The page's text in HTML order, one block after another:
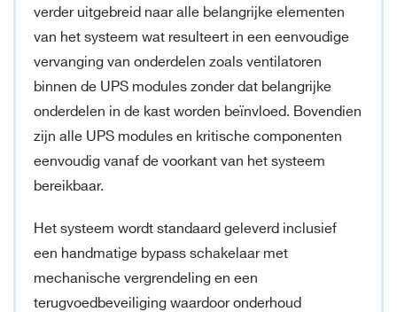
verder uitgebreid naar alle belangrijke elementen
van het systeem wat resulteert in een eenvoudige
vervanging van onderdelen zoals ventilatoren
binnen de UPS modules zonder dat belangrijke
onderdelen in de kast worden beïnvloed. Bovendien
zijn alle UPS modules en kritische componenten
eenvoudig vanaf de voorkant van het systeem
bereikbaar.
Het systeem wordt standaard geleverd inclusief
een handmatige bypass schakelaar met
mechanische vergrendeling en een
terugvoedbeveiliging waardoor onderhoud